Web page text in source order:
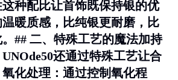
种配比让首饰既保持银的优
暖质感，比纯银更耐磨，比
## 二、特殊工艺的魔法加持
还通过特殊工艺让合
氧化处理 ：通过控制氧化程